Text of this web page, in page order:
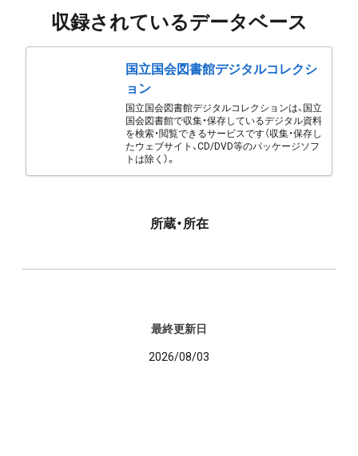
収録されているデータベース
国立国会図書館デジタルコレクシ
ョン
国立国会図書館デジタルコレクションは、国立
国会図書館で収集・保存しているデジタル資料
を検索・閲覧できるサービスです（収集・保存し
たウェブサイト、CD/DVD等のパッケージソフ
トは除く）。
所蔵・所在
最終更新日
2026/08/03